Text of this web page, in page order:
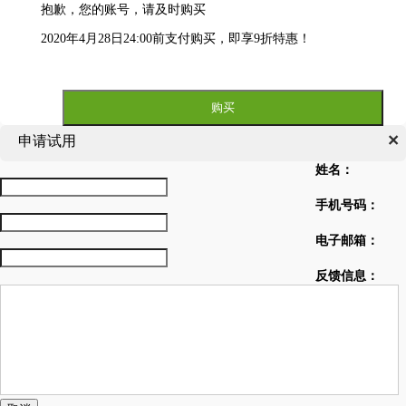
抱歉，您的账号，请及时购买
2020年4月28日24:00前支付购买，即享9折特惠！
购买
×
申请试用
姓名 ：
手机号码 ：
电子邮箱 ：
反馈信息 ：